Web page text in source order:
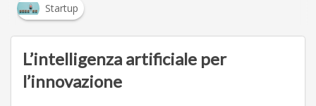
Startup
L’intelligenza artificiale per
l’innovazione